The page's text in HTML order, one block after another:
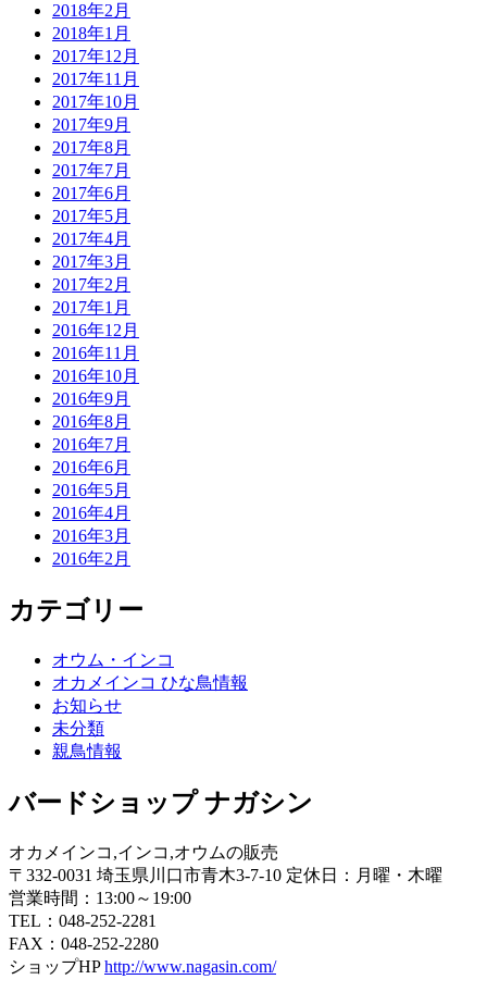
2018年2月
2018年1月
2017年12月
2017年11月
2017年10月
2017年9月
2017年8月
2017年7月
2017年6月
2017年5月
2017年4月
2017年3月
2017年2月
2017年1月
2016年12月
2016年11月
2016年10月
2016年9月
2016年8月
2016年7月
2016年6月
2016年5月
2016年4月
2016年3月
2016年2月
カテゴリー
オウム・インコ
オカメインコ ひな鳥情報
お知らせ
未分類
親鳥情報
バードショップ ナガシン
オカメインコ,インコ,オウムの販売
〒332-0031 埼玉県川口市青木3-7-10 定休日：月曜・木曜
営業時間：13:00～19:00
TEL：048-252-2281
FAX：048-252-2280
ショップHPhttp://www.nagasin.com/